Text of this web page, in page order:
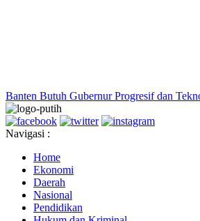
Banten Butuh Gubernur Progresif dan
Navigasi :
Home
Ekonomi
Daerah
Nasional
Pendidikan